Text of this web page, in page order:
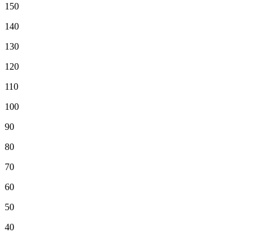
150
140
130
120
110
100
90
80
70
60
50
40